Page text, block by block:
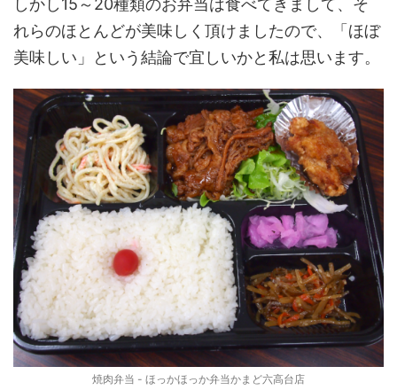
しかし15～20種類のお弁当は食べてきまして、そ
れらのほとんどが美味しく頂けましたので、「ほぼ
美味しい」という結論で宜しいかと私は思います。
焼肉弁当 - ほっかほっか弁当かまど六高台店